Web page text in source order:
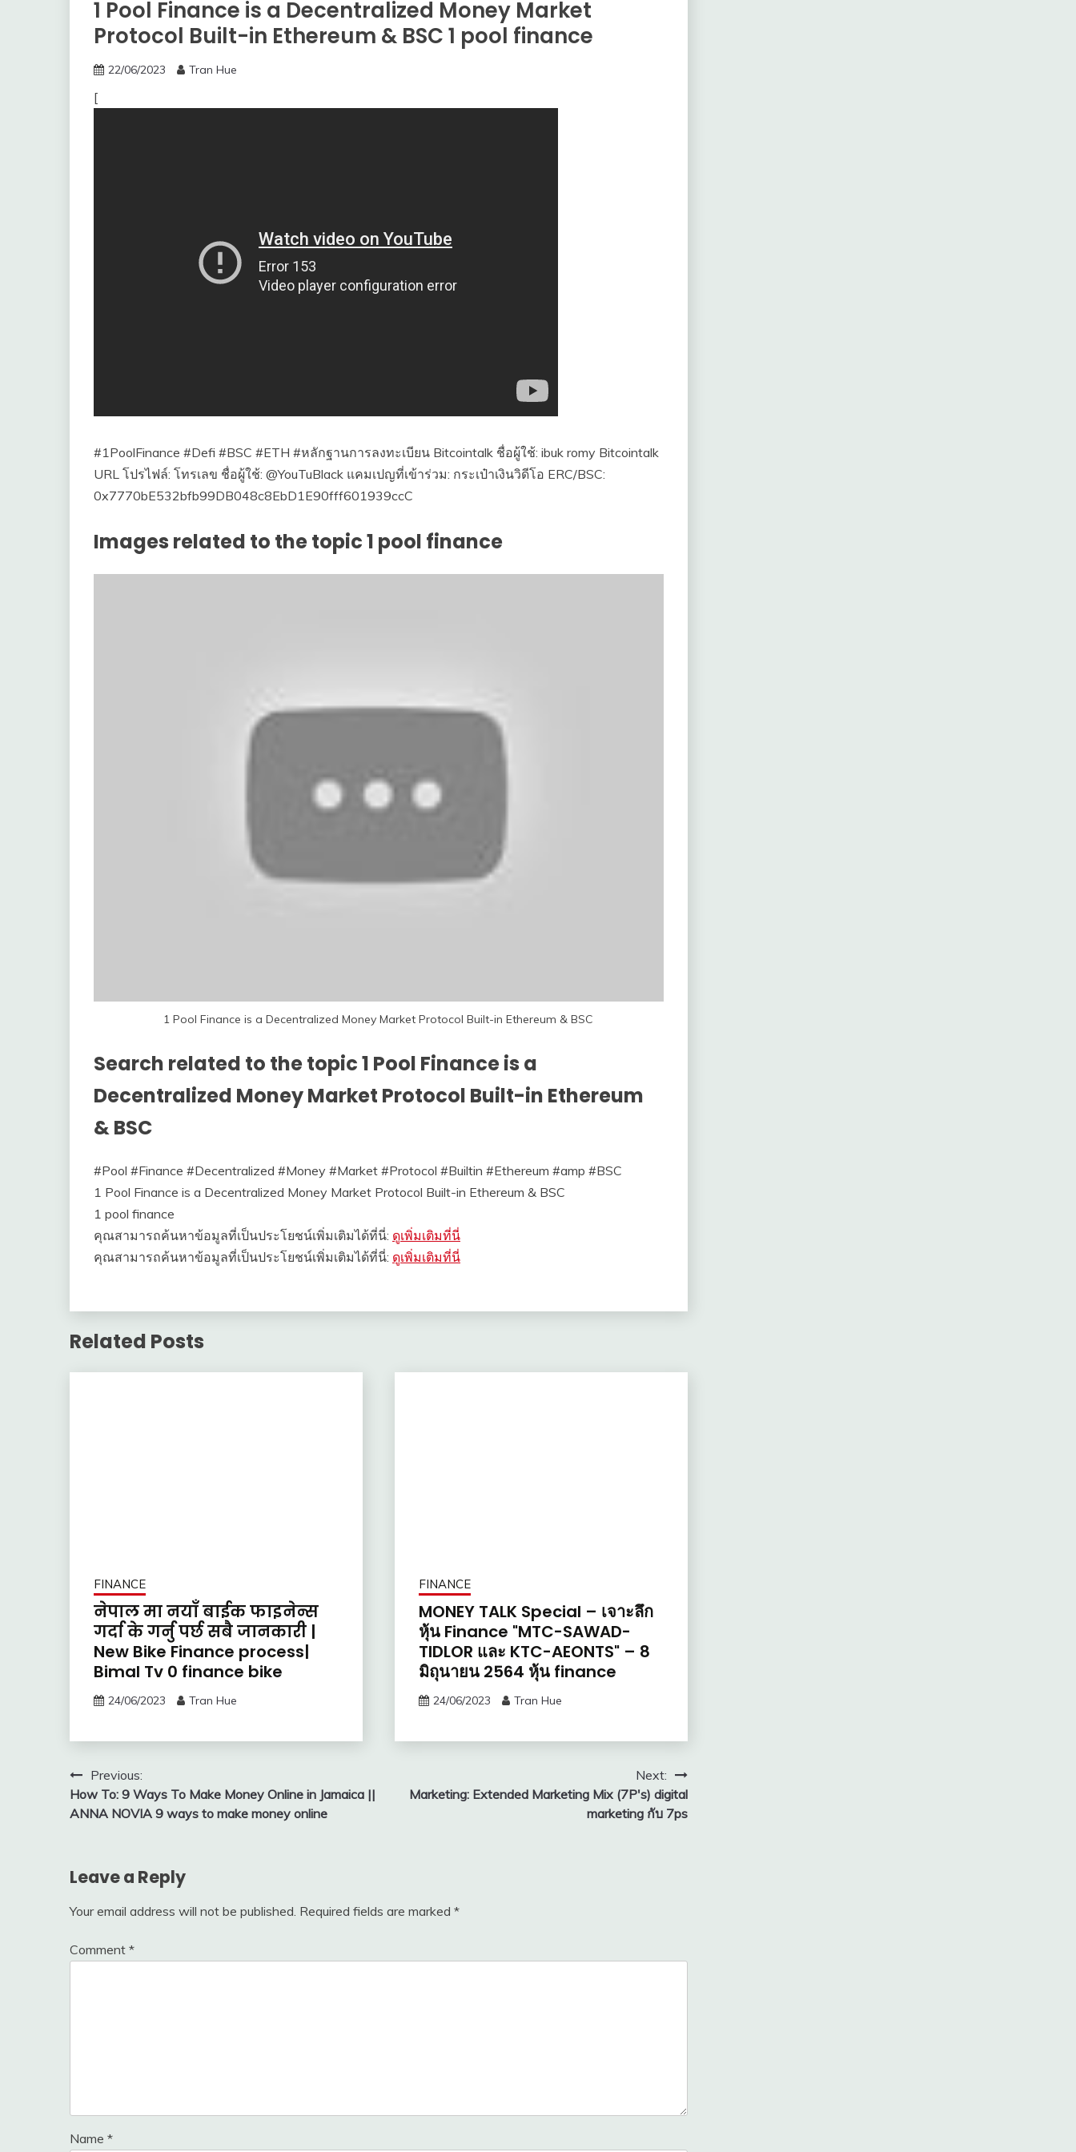
1 Pool Finance is a Decentralized Money Market
Protocol Built-in Ethereum & BSC 1 pool finance
22/06/2023 Tran Hue
[
#1PoolFinance #Defi #BSC #ETH #หลักฐานการลงทะเบียน Bitcointalk ชื่อผู้ใช้: ibuk romy Bitcointalk
URL โปรไฟล์: โทรเลข ชื่อผู้ใช้: @YouTuBlack แคมเปญที่เข้าร่วม: กระเป๋าเงินวิดีโอ ERC/BSC:
0x7770bE532bfb99DB048c8EbD1E90fff601939ccC
Images related to the topic 1 pool finance
1 Pool Finance is a Decentralized Money Market Protocol Built-in Ethereum & BSC
Search related to the topic 1 Pool Finance is a
Decentralized Money Market Protocol Built-in Ethereum
& BSC
#Pool #Finance #Decentralized #Money #Market #Protocol #Builtin #Ethereum #amp #BSC
1 Pool Finance is a Decentralized Money Market Protocol Built-in Ethereum & BSC
1 pool finance
คุณสามารถค้นหาข้อมูลที่เป็นประโยชน์เพิ่มเติมได้ที่นี่: ดูเพิ่มเติมที่นี่
คุณสามารถค้นหาข้อมูลที่เป็นประโยชน์เพิ่มเติมได้ที่นี่: ดูเพิ่มเติมที่นี่
Related Posts
FINANCE
नेपाल मा नयाँ बाईक फाइनेन्स
गर्दा के गर्नु पर्छ सबै जानकारी |
New Bike Finance process|
Bimal Tv 0 finance bike
24/06/2023 Tran Hue
FINANCE
MONEY TALK Special – เจาะลึก
หุ้น Finance "MTC-SAWAD-
TIDLOR และ KTC-AEONTS" – 8
มิถุนายน 2564 หุ้น finance
24/06/2023 Tran Hue
Post
navigation
Previous:
How To: 9 Ways To Make Money Online in Jamaica ||
ANNA NOVIA 9 ways to make money online
Next:
Marketing: Extended Marketing Mix (7P's) digital
marketing กับ 7ps
Leave a Reply
Your email address will not be published. Required fields are marked *
Comment *
Name *